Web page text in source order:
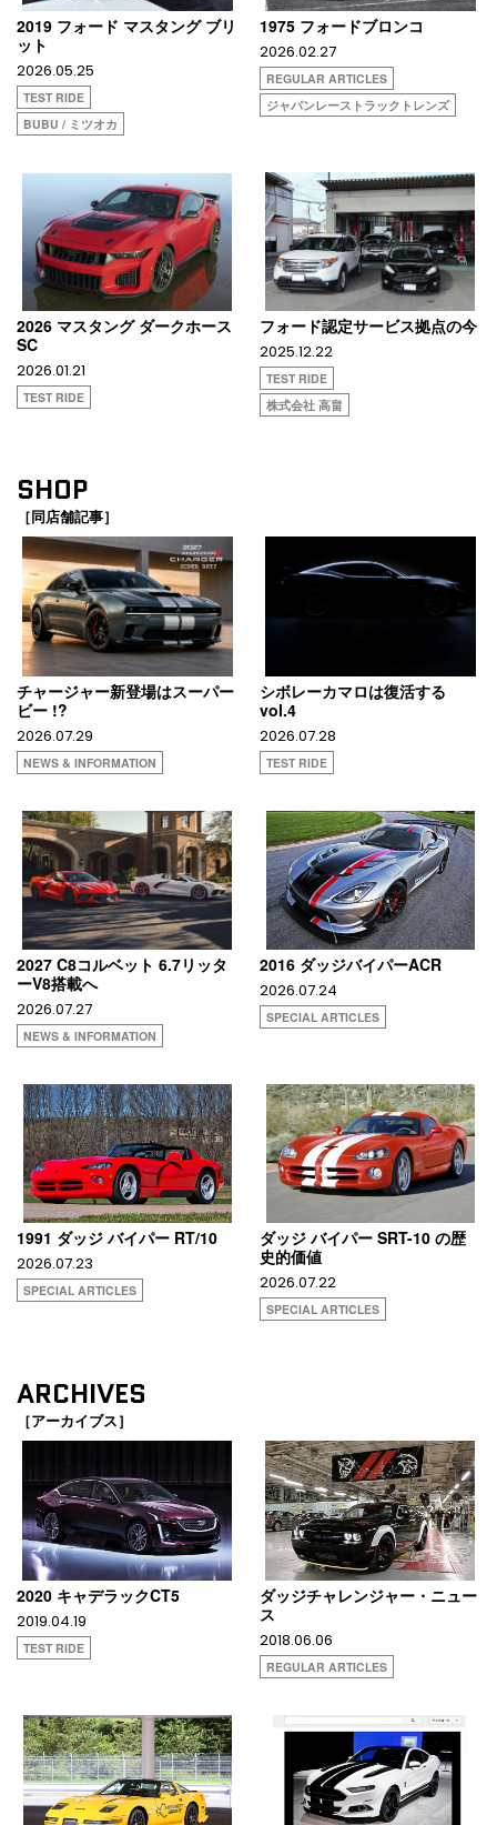
2019 フォード マスタング ブリ
ット
2026.05.25
TEST RIDE
BUBU / ミツオカ
1975 フォードブロンコ
2026.02.27
REGULAR ARTICLES
ジャパンレーストラックトレンズ
2026 マスタング ダークホース
SC
2026.01.21
TEST RIDE
フォード認定サービス拠点の今
2025.12.22
TEST RIDE
株式会社 高畠
SHOP
［同店舗記事］
チャージャー新登場はスーパー
ビー !?
2026.07.29
NEWS & INFORMATION
シボレーカマロは復活する
vol.4
2026.07.28
TEST RIDE
2027 C8コルベット 6.7リッタ
ーV8搭載へ
2026.07.27
NEWS & INFORMATION
2016 ダッジバイパーACR
2026.07.24
SPECIAL ARTICLES
1991 ダッジ バイパー RT/10
2026.07.23
SPECIAL ARTICLES
ダッジ バイパー SRT-10 の歴
史的価値
2026.07.22
SPECIAL ARTICLES
ARCHIVES
［アーカイブス］
2020 キャデラックCT5
2019.04.19
TEST RIDE
ダッジチャレンジャー・ニュー
ス
2018.06.06
REGULAR ARTICLES